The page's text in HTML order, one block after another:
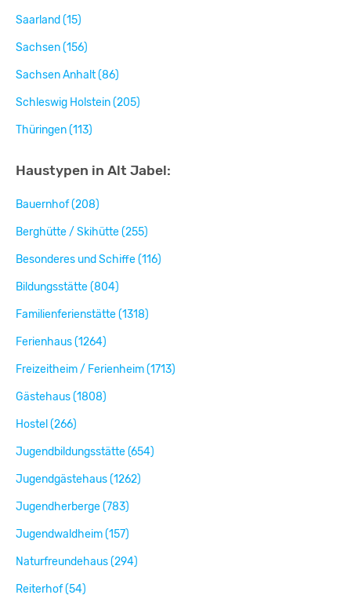
Saarland (15)
Sachsen (156)
Sachsen Anhalt (86)
Schleswig Holstein (205)
Thüringen (113)
Haustypen in Alt Jabel:
Bauernhof (208)
Berghütte / Skihütte (255)
Besonderes und Schiffe (116)
Bildungsstätte (804)
Familienferienstätte (1318)
Ferienhaus (1264)
Freizeitheim / Ferienheim (1713)
Gästehaus (1808)
Hostel (266)
Jugendbildungsstätte (654)
Jugendgästehaus (1262)
Jugendherberge (783)
Jugendwaldheim (157)
Naturfreundehaus (294)
Reiterhof (54)